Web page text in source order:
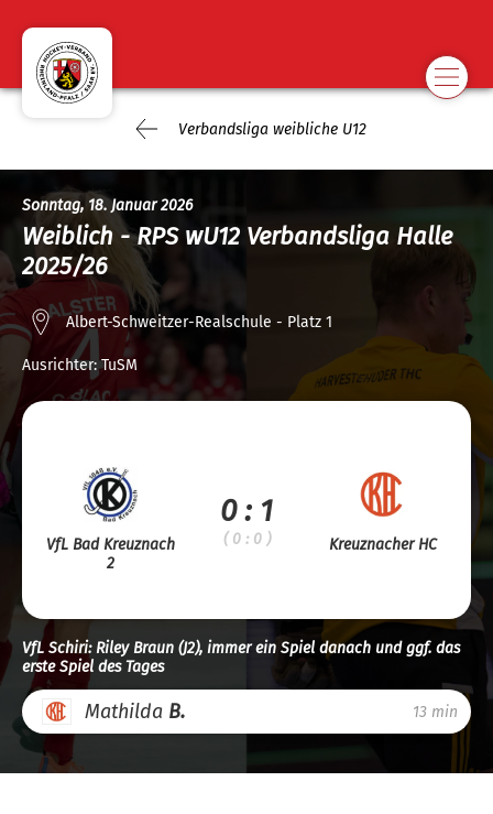
Verbandsliga weibliche U12
Sonntag, 18. Januar 2026
Weiblich - RPS wU12 Verbandsliga Halle
2025/26
Albert-Schweitzer-Realschule - Platz 1
Ausrichter:TuSM
VfL Bad Kreuznach
2
0 : 1
( 0 : 0 ) Kreuznacher HC
VfL Schiri: Riley Braun (J2), immer ein Spiel danach und ggf. das
erste Spiel des Tages
Mathilda B. 13 min